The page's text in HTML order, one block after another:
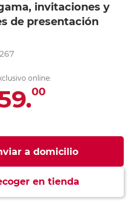
invitaciones y
de presentación
online:
00
a domicilio
en tienda